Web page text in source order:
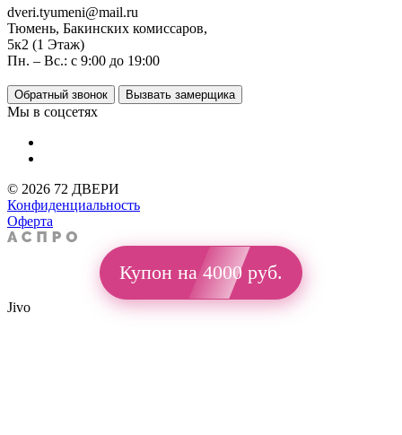
dveri.tyumeni@mail.ru
Тюмень, Бакинских комиссаров,
5к2 (1 Этаж)
Пн. – Вс.: с 9:00 до 19:00
Обратный звонок Вызвать замерщика
Мы в соцсетях
© 2026 72 ДВЕРИ
Конфиденциальность
Оферта
Купон на 4000 руб.
Jivo